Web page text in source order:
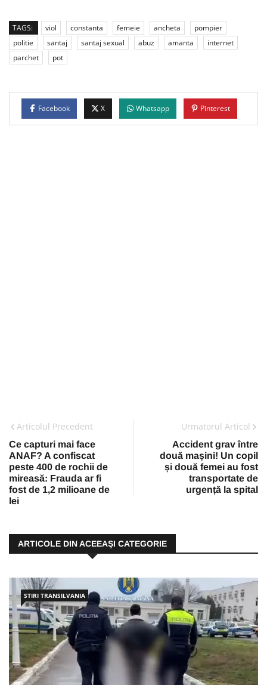
TAGS: viol constanta femeie ancheta
pompier
politie
santaj santaj sexual abuz amanta
internet
parchet
pot
Facebook X Whatsapp Pinterest
Articolul Precedent
Ce capturi mai face
ANAF? A confiscat
peste 400 de rochii de
mireasă: Frauda ar fi
fost de 1,2 milioane de
lei
Urmatorul Articol
Accident grav între
două mașini! Un copil
și două femei au fost
transportate de
urgență la spital
ARTICOLE DIN ACEEAŞI CATEGORIE
STIRI TRANSILVANIA